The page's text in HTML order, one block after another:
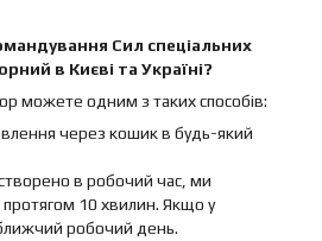
Сил спеціальних
в Києві та Україні?
можете одним з таких способів:
через кошик в будь-який
в робочий час, ми
10 хвилин. Якщо у
робочий день.